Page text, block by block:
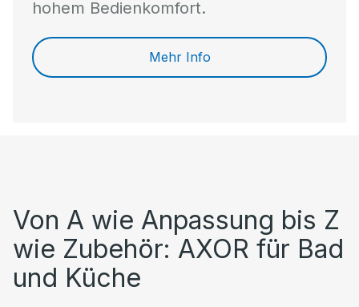
hohem Bedienkomfort.
Mehr Info
Von A wie Anpassung bis Z
wie Zubehör: AXOR für Bad
und Küche